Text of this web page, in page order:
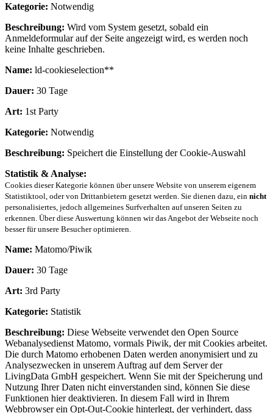
Kategorie: Notwendig
Beschreibung: Wird vom System gesetzt, sobald ein
Anmeldeformular auf der Seite angezeigt wird, es werden noch
keine Inhalte geschrieben.
Name: ld-cookieselection**
Dauer: 30 Tage
Art: 1st Party
Kategorie: Notwendig
Beschreibung: Speichert die Einstellung der Cookie-Auswahl
Statistik & Analyse:
Cookies dieser Kategorie können über unsere Website von unserem eigenem
Statistiktool, oder von Drittanbietern gesetzt werden. Sie dienen dazu, ein nicht
personalisiertes, jedoch allgemeines Surfverhalten auf unseren Seiten zu
erkennen. Über diese Auswertung können wir das Angebot der Webseite noch
besser für unsere Besucher optimieren.
Name: Matomo/Piwik
Dauer: 30 Tage
Art: 3rd Party
Kategorie: Statistik
Beschreibung: Diese Webseite verwendet den Open Source
Webanalysedienst Matomo, vormals Piwik, der mit Cookies arbeitet.
Die durch Matomo erhobenen Daten werden anonymisiert und zu
Analysezwecken in unserem Auftrag auf dem Server der
LivingData GmbH gespeichert. Wenn Sie mit der Speicherung und
Nutzung Ihrer Daten nicht einverstanden sind, können Sie diese
Funktionen hier deaktivieren. In diesem Fall wird in Ihrem
Webbrowser ein Opt-Out-Cookie hinterlegt, der verhindert, dass